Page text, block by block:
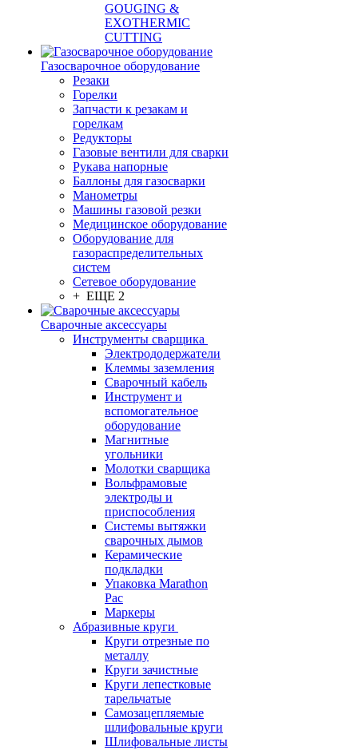
GOUGING &
EXOTHERMIC
CUTTING
Газосварочное оборудование
Резаки
Горелки
Запчасти к резакам и
горелкам
Редукторы
Газовые вентили для сварки
Рукава напорные
Баллоны для газосварки
Манометры
Машины газовой резки
Медицинское оборудование
Оборудование для
газораспределительных
систем
Сетевое оборудование
+ ЕЩЕ 2
Сварочные аксессуары
Инструменты сварщика
Электрододержатели
Клеммы заземления
Сварочный кабель
Инструмент и
вспомогательное
оборудование
Магнитные
угольники
Молотки сварщика
Вольфрамовые
электроды и
приспособления
Системы вытяжки
сварочных дымов
Керамические
подкладки
Упаковка Marathon
Pac
Маркеры
Абразивные круги
Круги отрезные по
металлу
Круги зачистные
Круги лепестковые
тарельчатые
Самозацепляемые
шлифовальные круги
Шлифовальные листы